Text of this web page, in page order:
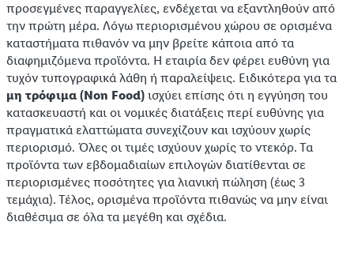
προσεγμένες παραγγελίες, ενδέχεται να εξαντληθούν από
την πρώτη μέρα. Λόγω περιορισμένου χώρου σε ορισμένα
καταστήματα πιθανόν να μην βρείτε κάποια από τα
διαφημιζόμενα προϊόντα. Η εταιρία δεν φέρει ευθύνη για
τυχόν τυπογραφικά λάθη ή παραλείψεις. Ειδικότερα για τα
μη τρόφιμα (Non Food) ισχύει επίσης ότι η εγγύηση του
κατασκευαστή και οι νομικές διατάξεις περί ευθύνης για
πραγματικά ελαττώματα συνεχίζουν και ισχύουν χωρίς
περιορισμό. Όλες οι τιμές ισχύουν χωρίς το ντεκόρ. Τα
προϊόντα των εβδομαδιαίων επιλογών διατίθενται σε
περιορισμένες ποσότητες για λιανική πώληση (έως 3
τεμάχια). Τέλος, ορισμένα προϊόντα πιθανώς να μην είναι
διαθέσιμα σε όλα τα μεγέθη και σχέδια.